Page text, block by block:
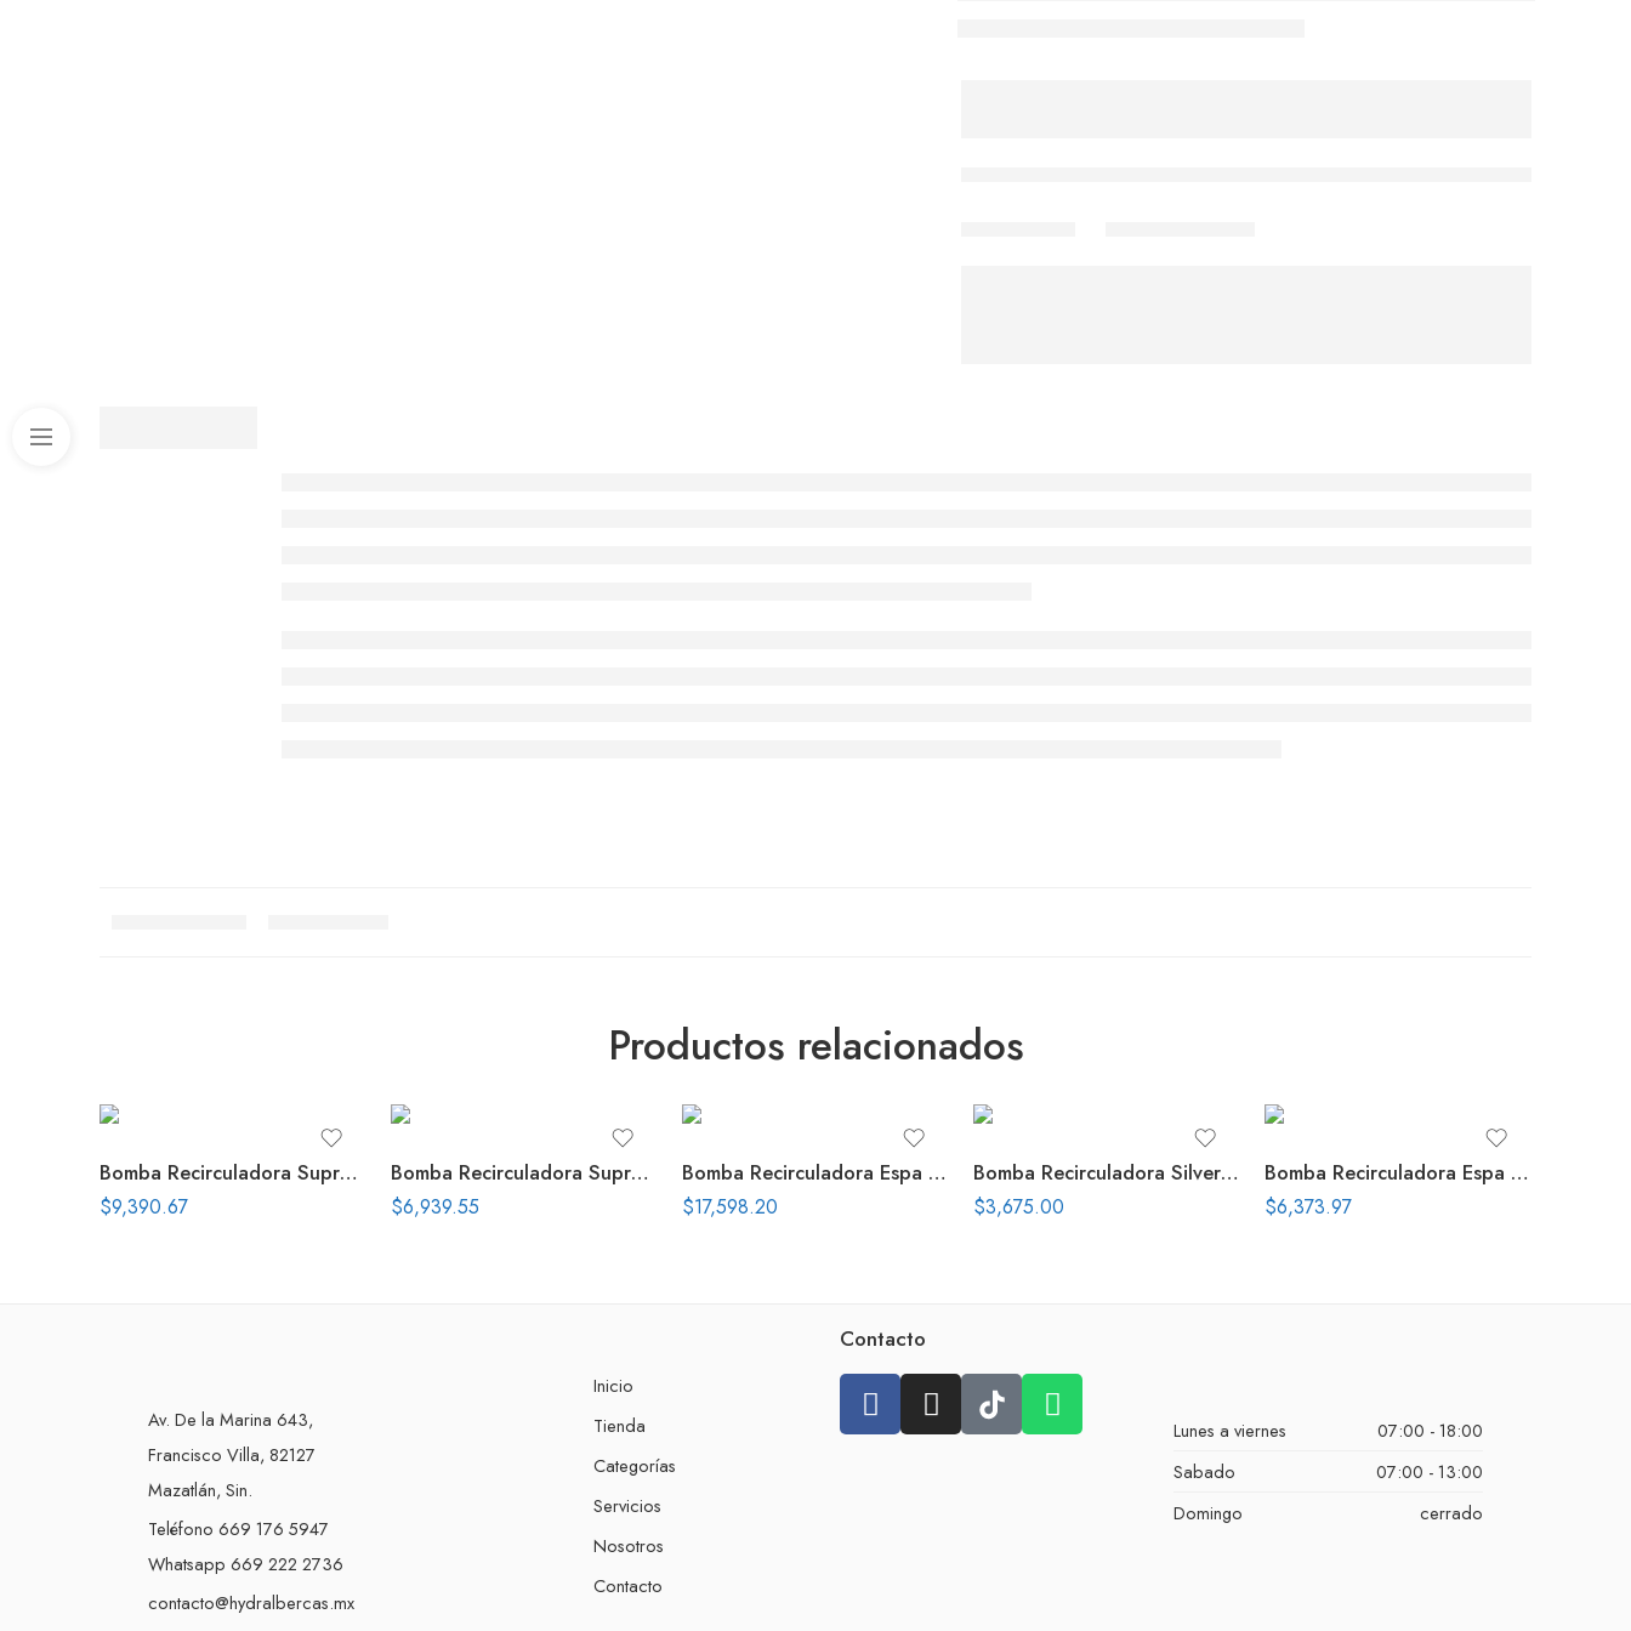
Productos relacionados
Bomba Recirculadora Supra 5.5 Hp 230V
$9,390.67
Bomba Recirculadora Supra 3 Hp 3 230V
$6,939.55
Bomba Recirculadora Espa Silen Plus 1 Hp
$17,598.20
Bomba Recirculadora Silver 1.2 Hp 115 V
$3,675.00
Bomba Recirculadora Espa Silen S 1 Hp 1X 230 V
$6,373.97
Av. De la Marina 643,
Francisco Villa, 82127
Mazatlán, Sin.
Teléfono 669 176 5947
Whatsapp 669 222 2736
contacto@hydralbercas.mx
Inicio
Tienda
Categorías
Servicios
Nosotros
Contacto
Contacto
Lunes a viernes
07:00 - 18:00
Sabado
07:00 - 13:00
Domingo
cerrado